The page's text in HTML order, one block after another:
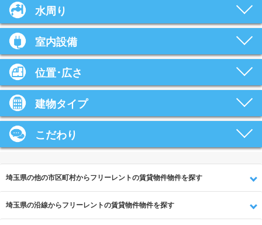
水周り
室内設備
位置･広さ
建物タイプ
こだわり
埼玉県の他の市区町村からフリーレントの賃貸物件物件を探す
埼玉県の沿線からフリーレントの賃貸物件物件を探す